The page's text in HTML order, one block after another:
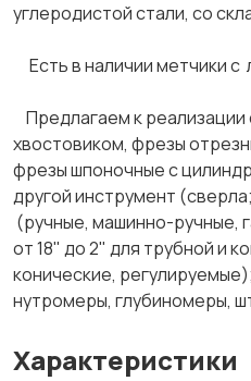
углеродистой стали, со
Есть в наличии метчики
Предлагаем к
хвостовиком, фрезы
фрезы шпоночные с
другой инструмент
(ручные, машинно-ручные,
от 18" до 2" для трубной и
конические,
нутромеры, глубиномеры,
Характеристики